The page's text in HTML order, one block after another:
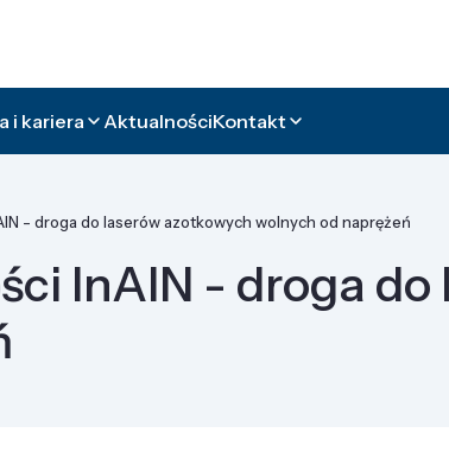
i kariera AktualnościKontakt
- droga do laserów azotkowych wolnych od naprężeń
InAlN - droga